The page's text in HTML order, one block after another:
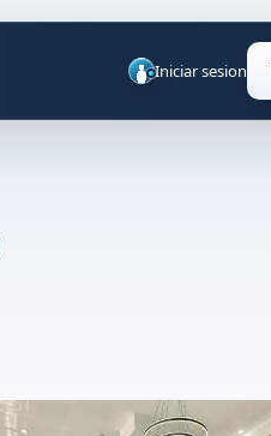
Iniciar sesion